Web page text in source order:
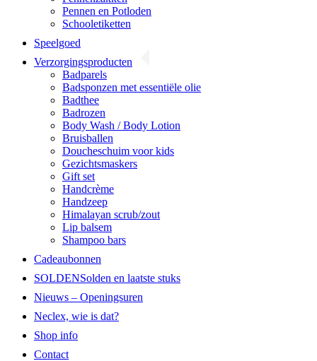
Pennen en Potloden
Schooletiketten
Speelgoed
Verzorgingsproducten
Badparels
Badsponzen met essentiële olie
Badthee
Badrozen
Body Wash / Body Lotion
Bruisballen
Doucheschuim voor kids
Gezichtsmaskers
Gift set
Handcrème
Handzeep
Himalayan scrub/zout
Lip balsem
Shampoo bars
Cadeaubonnen
SOLDENSolden en laatste stuks
Nieuws – Openingsuren
Neclex, wie is dat?
Shop info
Contact